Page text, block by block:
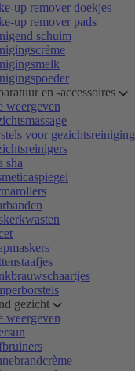
up remover doekjes
up remover pads
schuim
en -accessoires
weergeven
voor gezichtsreiniging
sha
gezicht
weergeven